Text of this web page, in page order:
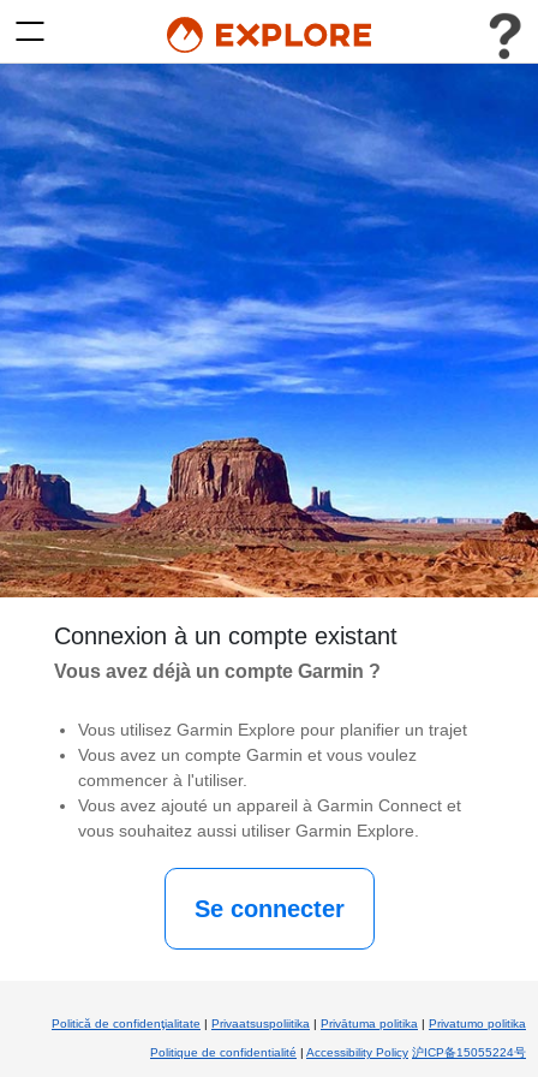
Afficher/Masquer le menu
Connexion à un compte existant
Vous avez déjà un compte Garmin ?
Vous utilisez Garmin Explore pour planifier un trajet
Vous avez un compte Garmin et vous voulez
commencer à l'utiliser.
Vous avez ajouté un appareil à Garmin Connect et
vous souhaitez aussi utiliser Garmin Explore.
Politică de confidenţialitate | Privaatsuspoliitika | Privātuma politika | Privatumo politika
Politique de confidentialité | Accessibility Policy 沪ICP备15055224号